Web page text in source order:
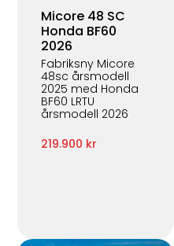
Micore 48 SC
Honda BF60
2026
Fabriksny Micore
48sc årsmodell
2025 med Honda
BF60 LRTU
årsmodell 2026
219.900 kr